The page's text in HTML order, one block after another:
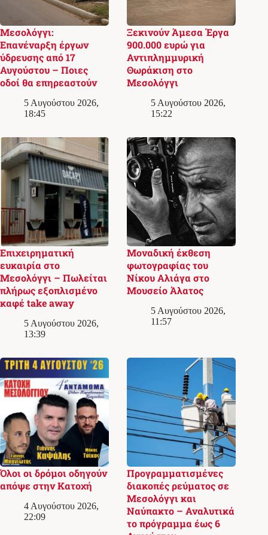
Μεσολόγγι:
Επανέναρξη έργων
ύδρευσης από 17
Αυγούστου – Ποιες
οδοί θα επηρεαστούν
5 Αυγούστου 2026,
18:45
Ξεκινούν Άμεσα Έργα
900.000 ευρώ για
Αντιπλημμυρική
Θωράκιση στο
Μεσολόγγι
5 Αυγούστου 2026,
15:22
Επιχειρηματική
ευκαιρία στο
Μεσολόγγι – Πωλείται
πλήρως εξοπλισμένο
καφέ take away
5 Αυγούστου 2026,
13:39
Μοναδική έκθεση
φωτογραφίας του
Νίκου Αλιάγα στο
Μουσείο Άλατος
5 Αυγούστου 2026,
11:57
Όλοι οι δρόμοι οδηγούν
απόψε στην Κατοχή
4 Αυγούστου 2026,
22:09
Προγραμματισμένες
διακοπές ρεύματος σε
Μεσολόγγι και
Ναύπακτο – Αναλυτικά
το πρόγραμμα έως 6